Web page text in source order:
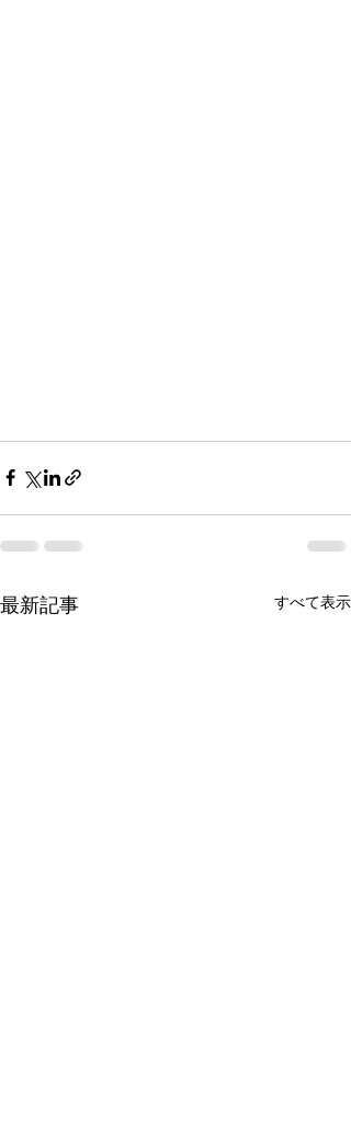
最新記事 すべて表示